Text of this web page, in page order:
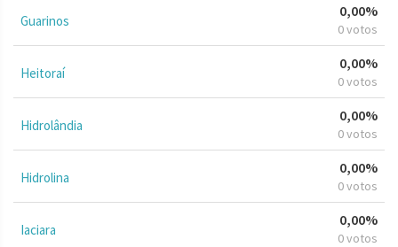
Guarinos
0,00%
0 votos
Heitoraí
0,00%
0 votos
Hidrolândia
0,00%
0 votos
Hidrolina
0,00%
0 votos
Iaciara
0,00%
0 votos